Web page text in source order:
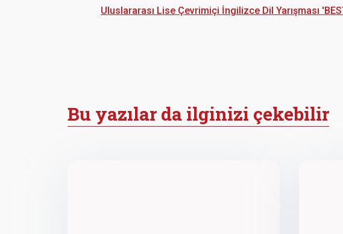
Uluslararası Lise Çevrimiçi İngilizce Dil Yarışması
Bu yazılar da ilginizi çekebilir